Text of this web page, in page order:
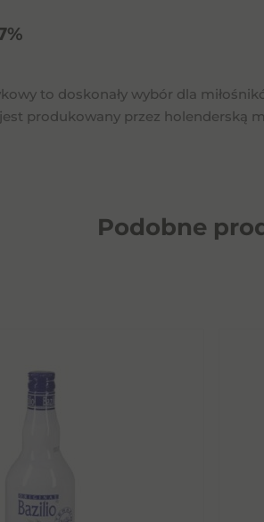
to doskonały wybór dla
produkowany przez holenderską
Podobne